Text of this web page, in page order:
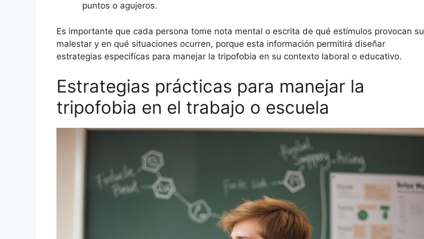
puntos o agujeros.
Es importante que cada persona tome nota mental o escrita de qué estímulos provocan su
malestar y en qué situaciones ocurren, porque esta información permitirá diseñar
estrategias especifícas para manejar la tripofobia en su contexto laboral o educativo.
Estrategias prácticas para manejar la
tripofobia en el trabajo o escuela